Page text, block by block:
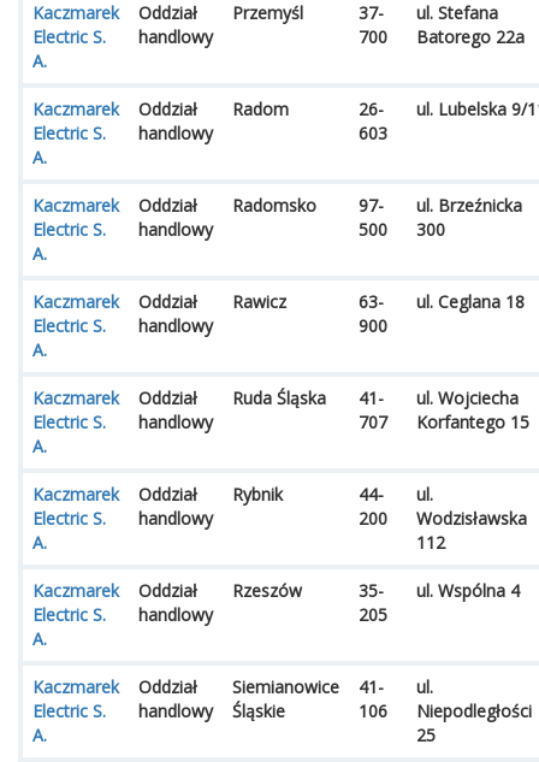
Kaczmarek
Electric S.
A.
Oddział
handlowy
Przemyśl
37-
700
ul. Stefana
Batorego 22a
Kaczmarek
Electric S.
A.
Oddział
handlowy
Radom
26-
603
ul. Lubelska 9/
Kaczmarek
Electric S.
A.
Oddział
handlowy
Radomsko
97-
500
ul. Brzeźnicka
300
Kaczmarek
Electric S.
A.
Oddział
handlowy
Rawicz
63-
900
ul. Ceglana 18
Kaczmarek
Electric S.
A.
Oddział
handlowy
Ruda Śląska
41-
707
ul. Wojciecha
Korfantego 15
Kaczmarek
Electric S.
A.
Oddział
handlowy
Rybnik
44-
200
ul.
Wodzisławska
112
Kaczmarek
Electric S.
A.
Oddział
handlowy
Rzeszów
35-
205
ul. Wspólna 4
Kaczmarek
Electric S.
A.
Oddział
handlowy
Siemianowice
Śląskie
41-
106
ul.
Niepodległości
25